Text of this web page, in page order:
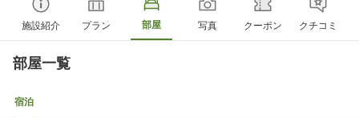
施設紹介 プラン 部屋 写真 クーポン クチコミ
部屋一覧
宿泊